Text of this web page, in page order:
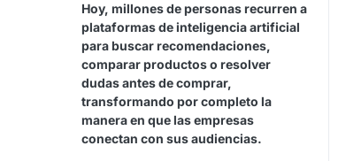
Hoy, millones de personas recurren a
plataformas de inteligencia artificial
para buscar recomendaciones,
comparar productos o resolver
dudas antes de comprar,
transformando por completo la
manera en que las empresas
conectan con sus audiencias.